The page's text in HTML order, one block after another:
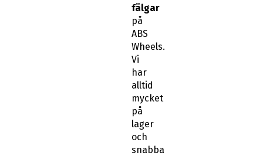
fälgar
på
ABS
Wheels.
Vi
har
alltid
mycket
på
lager
och
snabba